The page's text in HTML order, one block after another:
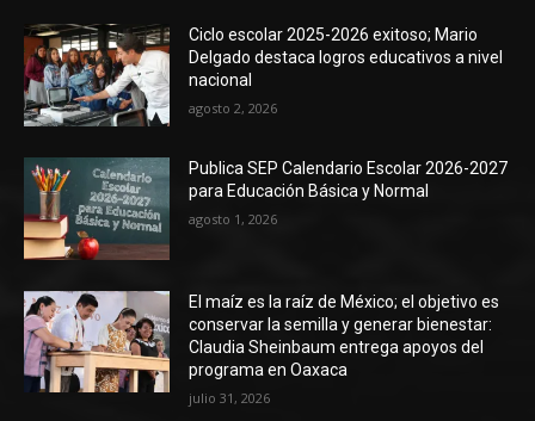
Ciclo escolar 2025-2026 exitoso; Mario
Delgado destaca logros educativos a nivel
nacional
agosto 2, 2026
Publica SEP Calendario Escolar 2026-2027
para Educación Básica y Normal
agosto 1, 2026
El maíz es la raíz de México; el objetivo es
conservar la semilla y generar bienestar:
Claudia Sheinbaum entrega apoyos del
programa en Oaxaca
julio 31, 2026